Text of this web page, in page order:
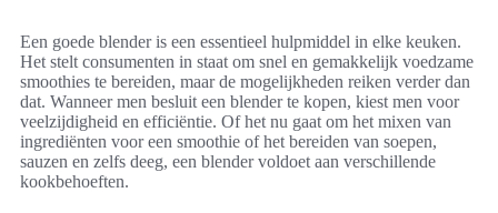
Een goede blender is een essentieel hulpmiddel in elke keuken.
Het stelt consumenten in staat om snel en gemakkelijk voedzame
smoothies te bereiden, maar de mogelijkheden reiken verder dan
dat. Wanneer men besluit een blender te kopen, kiest men voor
veelzijdigheid en efficiëntie. Of het nu gaat om het mixen van
ingrediënten voor een smoothie of het bereiden van soepen,
sauzen en zelfs deeg, een blender voldoet aan verschillende
kookbehoeften.